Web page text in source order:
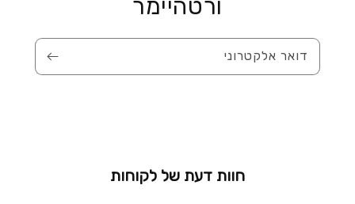
ורטהיימר
דואר אלקטרוני
חוות דעת של לקוחות